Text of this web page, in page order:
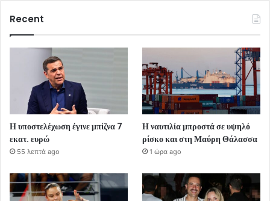
Recent
Η υποστελέχωση έγινε μπίζνα 7
εκατ. ευρώ
55 λεπτά ago
Η ναυτιλία μπροστά σε υψηλό
ρίσκο και στη Μαύρη Θάλασσα
1 ώρα ago